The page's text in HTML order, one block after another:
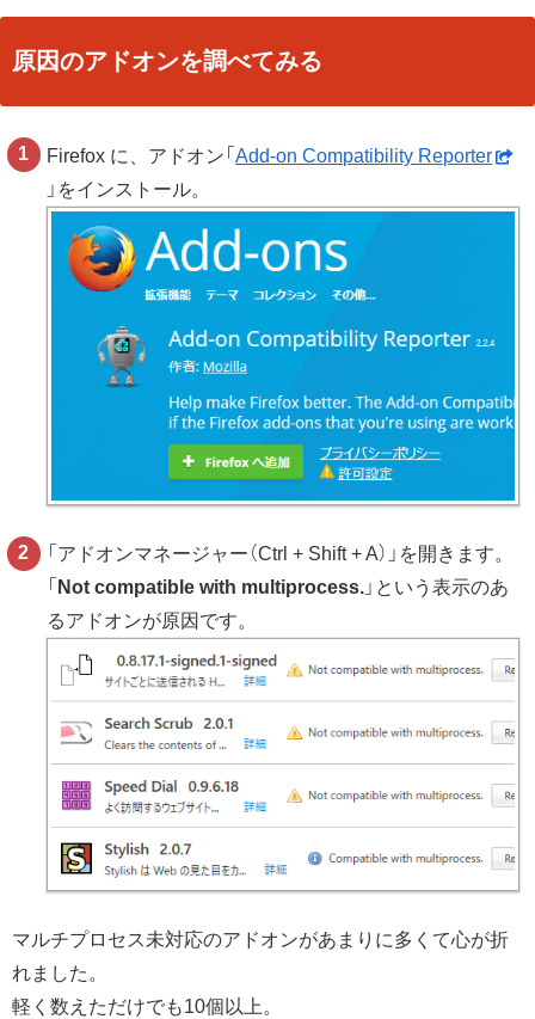
原因のアドオンを調べてみる
Firefox に、アドオン「Add-on Compatibility Reporter
」をインストール。
「アドオンマネージャー（Ctrl + Shift + A）」を開きます。
「 Not compatible with multiprocess. 」という表示のあ
るアドオンが原因です。
マルチプロセス未対応のアドオンがあまりに多くて心が折
れました。
軽く数えただけでも10個以上。